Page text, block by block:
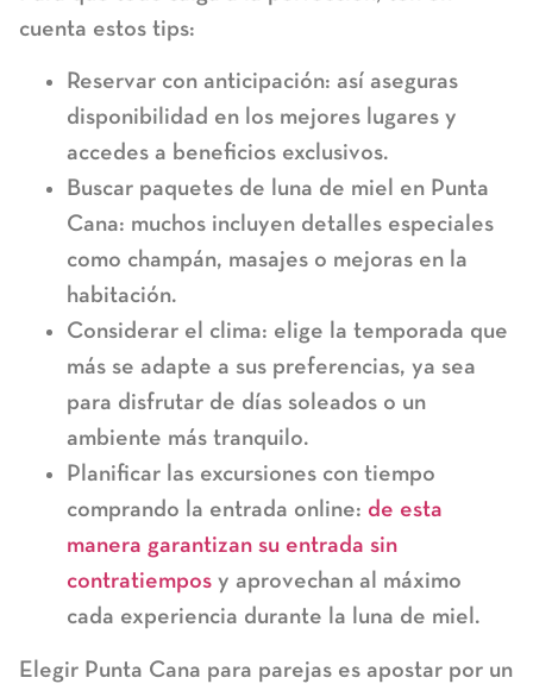
cuenta estos tips:
Reservar con anticipación: así aseguras
disponibilidad en los mejores lugares y
accedes a beneficios exclusivos.
Buscar paquetes de luna de miel en Punta
Cana: muchos incluyen detalles especiales
como champán, masajes o mejoras en la
habitación.
Considerar el clima: elige la temporada que
más se adapte a sus preferencias, ya sea
para disfrutar de días soleados o un
ambiente más tranquilo.
Planificar las excursiones con tiempo
comprando la entrada online: de esta
manera garantizan su entrada sin
contratiempos y aprovechan al máximo
cada experiencia durante la luna de miel.
Elegir Punta Cana para parejas es apostar por un